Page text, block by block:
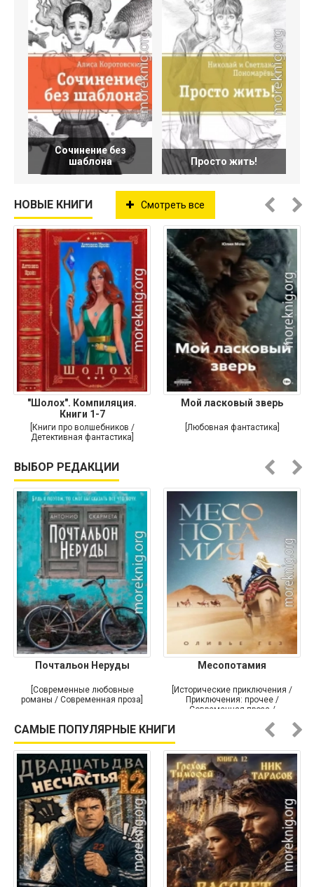
Сочинение без
шаблона
Просто жить!
НОВЫЕ КНИГИ Смотреть все
"Шолох". Компиляция.
Книги 1-7
[Книги про волшебников /
Детективная фантастика]
Мой ласковый зверь
[Любовная фантастика]
ВЫБОР РЕДАКЦИИ
Почтальон Неруды
[Современные любовные
романы / Современная проза]
Месопотамия
[Исторические приключения /
Приключения: прочее /
Современная проза /
САМЫЕ ПОПУЛЯРНЫЕ КНИГИ